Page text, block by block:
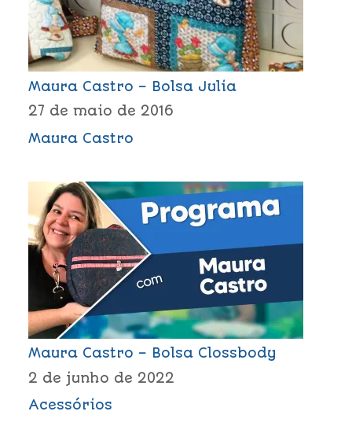
Maura Castro – Bolsa Julia
27 de maio de 2016
Maura Castro
Maura Castro – Bolsa Clossbody
2 de junho de 2022
Acessórios